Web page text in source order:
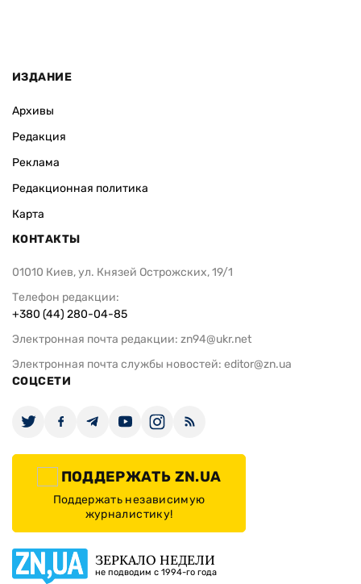
ИЗДАНИЕ
Архивы
Редакция
Реклама
Редакционная политика
Карта
КОНТАКТЫ
01010 Киев, ул. Князей Острожских, 19/1
Телефон редакции:
+380 (44) 280-04-85
Электронная почта редакции: zn94@ukr.net
Электронная почта службы новостей: editor@zn.ua
СОЦСЕТИ
ПОДДЕРЖАТЬ ZN.UA
Поддержать независимую
журналистику!
ЗЕРКАЛО НЕДЕЛИ
не подводим с 1994-го года